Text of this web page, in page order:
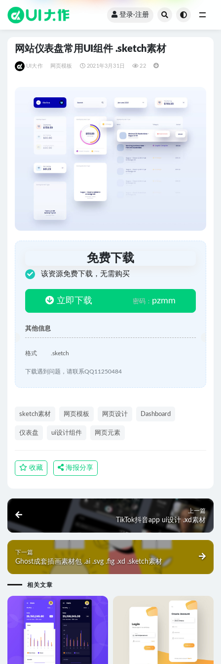
登录·注册
网站仪表盘常用UI组件 .sketch素材
UI大作 网页模板 2021年3月31日 22
免费下载
该资源免费下载，无需购买
立即下载 密码： pzmm
其他信息
格式 .sketch
下载遇到问题，请联系QQ11250484
sketch素材 网页模板 网页设计 Dashboard
仪表盘 ui设计组件 网页元素
收藏 海报分享
上一篇
TikTok抖音app ui设计 .xd素材
下一篇
Ghost成套插画素材包 .ai .svg .fig .xd .sketch素材
相关文章